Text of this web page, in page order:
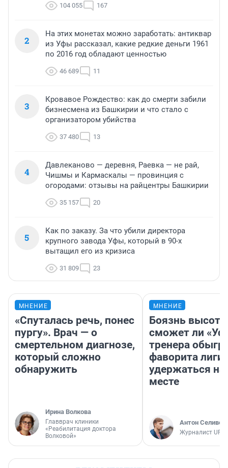
104 055 167
2
На этих монетах можно заработать: антиквар
из Уфы рассказал, какие редкие деньги 1961
по 2016 год обладают ценностью
46 689 11
3
Кровавое Рождество: как до смерти забили
бизнесмена из Башкирии и что стало с
организатором убийства
37 480 13
4
Давлеканово — деревня, Раевка — не рай,
Чишмы и Кармаскалы — провинция с
огородами: отзывы на райцентры Башкирии
35 157 20
5
Как по заказу. За что убили директора
крупного завода Уфы, который в 90-х
вытащил его из кризиса
31 809 23
МНЕНИЕ
«Спуталась речь, понес
пургу». Врач — о
смертельном диагнозе,
который сложно
обнаружить
Ирина Волкова
Главврач клиники
«Реабилитация доктора
Волковой»
МНЕНИЕ
Боязнь
сможет ли
тренера
фаворита лиги
удержаться
месте
Антон
Журналист